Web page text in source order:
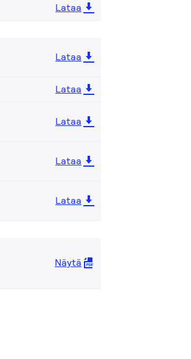
Lataa
Lataa
Lataa
Lataa
Lataa
Lataa
Näytä